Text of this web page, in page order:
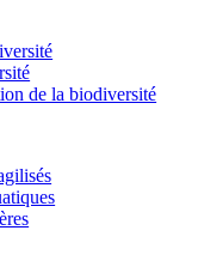
de la biodiversité